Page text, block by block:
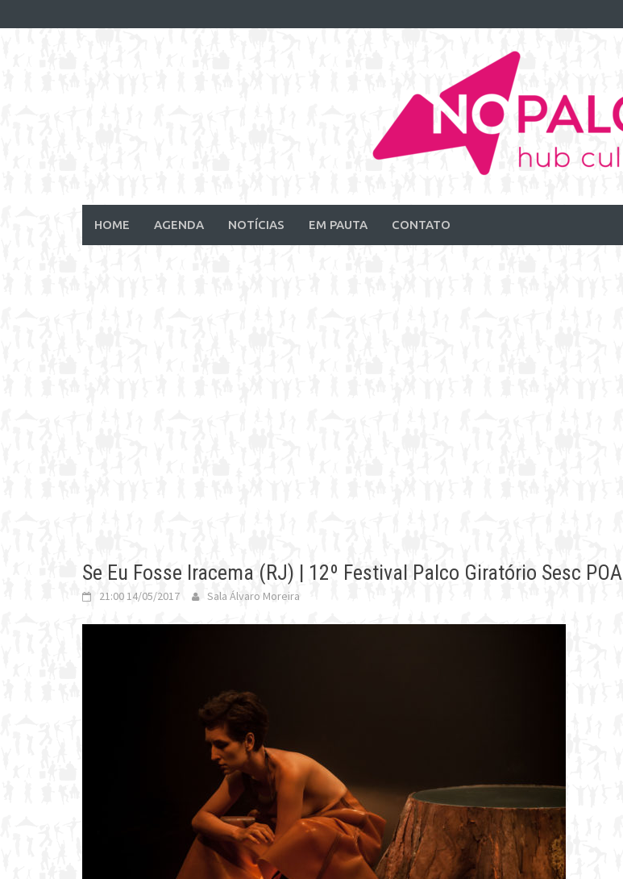
to
HOME AGENDA NOTÍCIAS EM PAUTA CONTATO
Se Eu Fosse Iracema (RJ) | 12º Festival Palco Giratório Sesc POA
21:00 14/05/2017 Sala Álvaro Moreira